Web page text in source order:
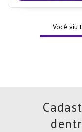
Você viu